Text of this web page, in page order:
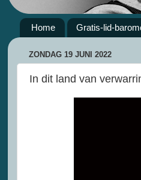
Home Gratis-lid-
ZONDAG 19 JUNI 2022
In dit land van